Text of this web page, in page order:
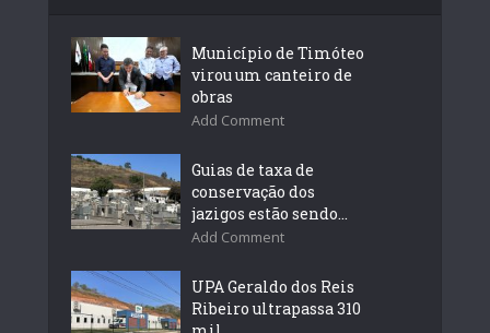
Município de Timóteo
virou um canteiro de
obras
Add Comment
Guias de taxa de
conservação dos
jazigos estão sendo...
Add Comment
UPA Geraldo dos Reis
Ribeiro ultrapassa 310